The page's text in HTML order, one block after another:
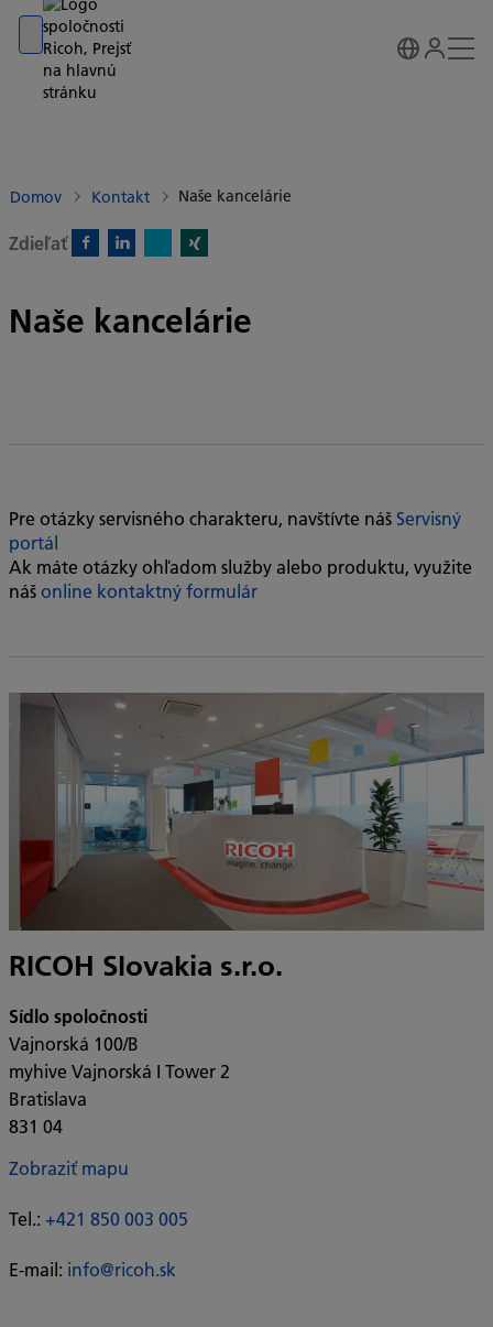
Go to banner
Go to content
Go to footer
Domov Kontakt Naše kancelárie
Zdieľať
Naše kancelárie
Pre otázky servisného charakteru, navštívte nášServisný
portál
Ak máte otázky ohľadom služby alebo produktu, využite
nášonline kontaktný formulár
RICOH Slovakia s.r.o.
Sídlo spoločnosti
Vajnorská 100/B
myhive Vajnorská I Tower 2
Bratislava
831 04
Zobraziť mapu
Tel.: +421 850 003 005
E-mail: info@ricoh.sk